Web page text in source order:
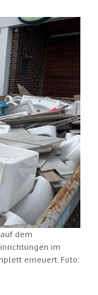
dem
im
erneuert. Foto: